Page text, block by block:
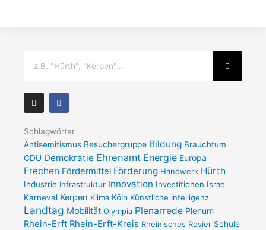
I
n
s
a
g
r
a
m
F
a
c
b
o
o
k
-
f
Schlagwörter
Antisemitismus Besuchergruppe Bildung Brauchtum
CDU Demokratie Ehrenamt Energie Europa
Frechen Fördermittel Förderung Handwerk Hürth
Industrie Infrastruktur Innovation Investitionen Israel
Karneval Kerpen Klima Köln Künstliche Intelligenz
Landtag Mobilität Olympia Plenarrede Plenum
Rhein-Erft Rhein-Erft-Kreis Rheinisches Revier Schule